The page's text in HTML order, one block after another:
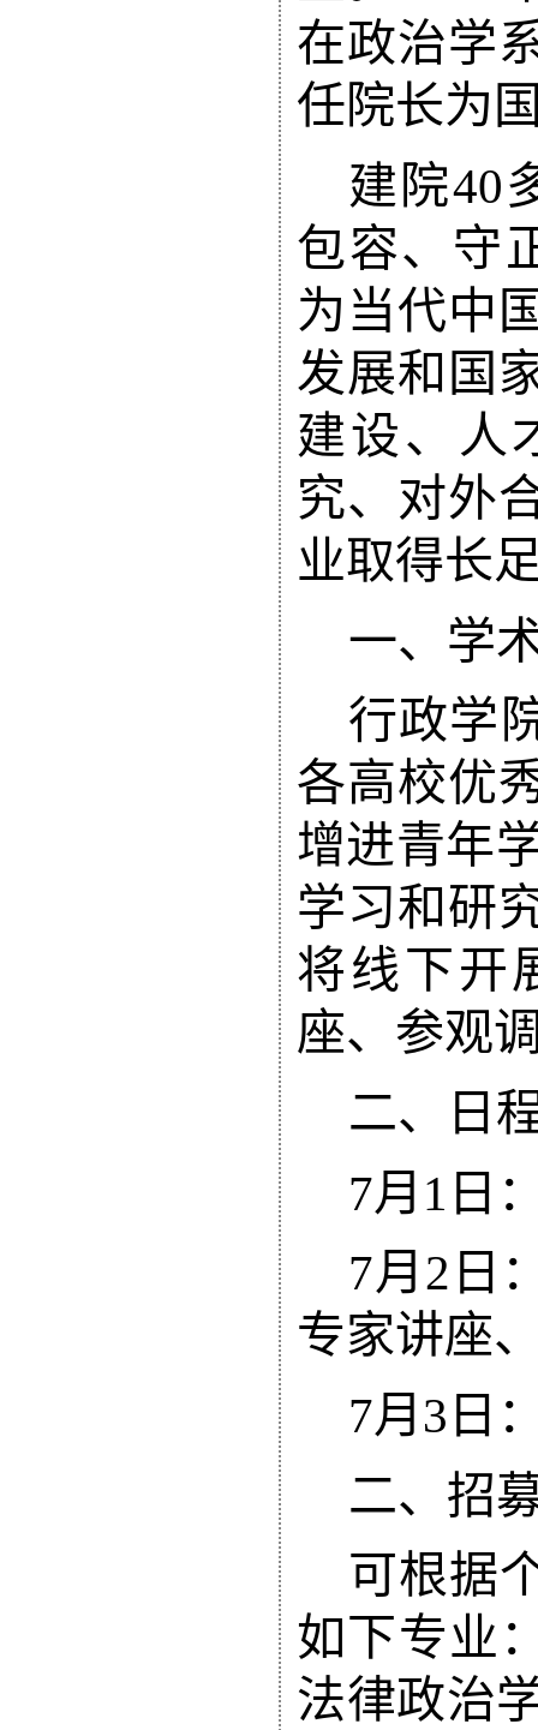
在政治学
任院长为
建院40
包容、守
为当代中
发展和国
建设、人
究、对外
业取得长
一、 学
行政学
各高校优
增进青年
学习和研
将线下开
座、 参观
二、
日
7月1日
7月2日
专家讲座
7月3日
二、招
可根据
如下专业
法律政治